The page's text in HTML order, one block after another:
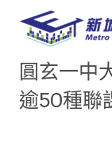
圓玄一中
逾50種聯